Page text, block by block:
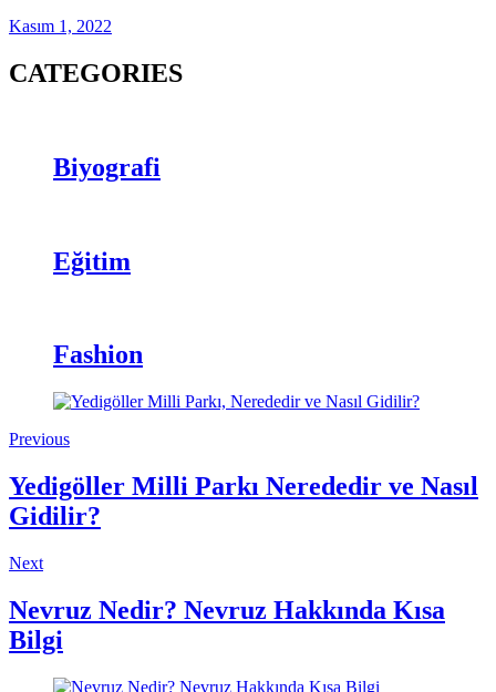
Kasım 1, 2022
CATEGORIES
Biyografi
Eğitim
Fashion
Previous
Yedigöller Milli Parkı Nerededir ve Nasıl
Gidilir?
Next
Nevruz Nedir? Nevruz Hakkında Kısa
Bilgi